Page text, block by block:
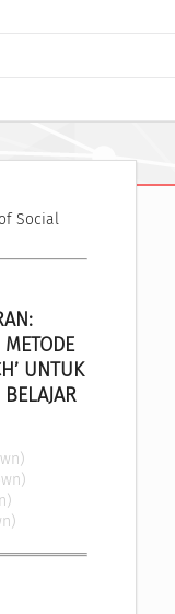
Social
UNTUK